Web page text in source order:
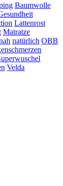
Baumwolle
Lattenrost
Matratze
natürlich OBB
Velda